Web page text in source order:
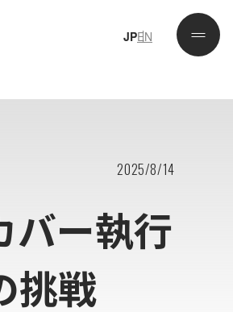
EN
JP
2025/8/14
バー執行
挑戦